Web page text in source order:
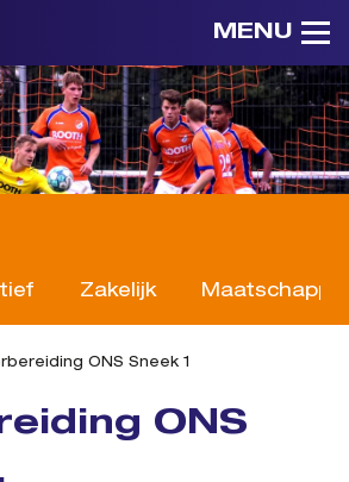
MENU
Zakelijk
ONS Sneek 1
ONS